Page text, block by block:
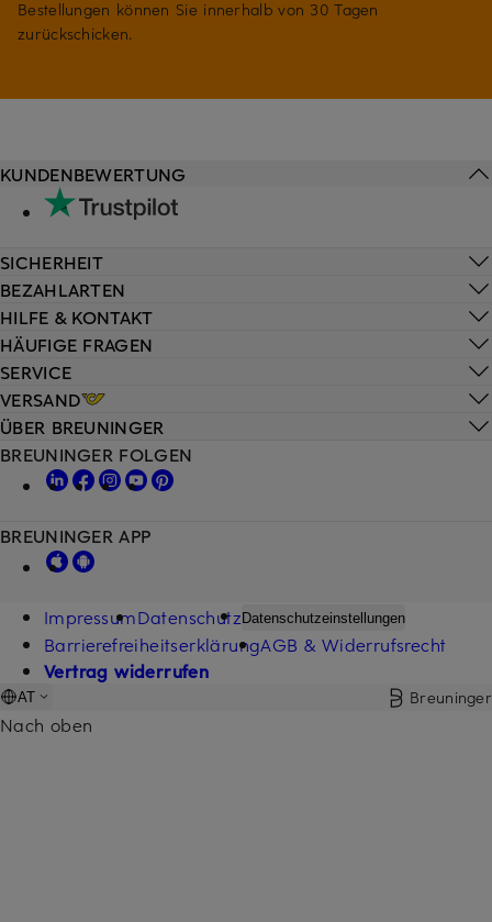
Bestellungen können Sie innerhalb von 30 Tagen
zurückschicken.
HILFE & KONTAKT
HÄUFIGE FRAGEN
SERVICE
VERSAND
KUNDENBEWERTUNG
SICHERHEIT
BEZAHLARTEN
ÜBER BREUNINGER
BREUNINGER FOLGEN
BREUNINGER APP
ImpressumDatenschutzDatenschutzeinstellungen
BarrierefreiheitserklärungAGB & Widerrufsrecht
Vertrag widerrufen
AT Breuninger
Nach oben